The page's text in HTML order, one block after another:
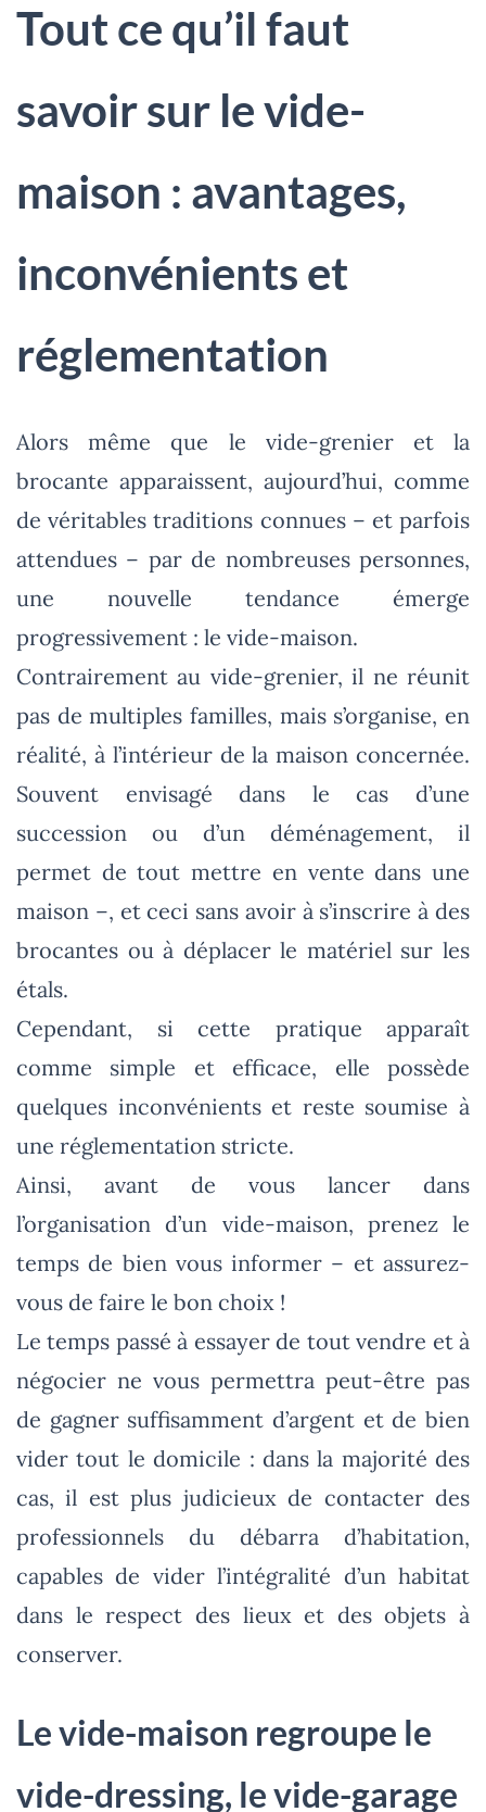
Tout ce qu’il faut
savoir sur le vide-
maison : avantages,
inconvénients et
réglementation
Alors même que le vide-grenier et la
brocante apparaissent, aujourd’hui, comme
de véritables traditions connues – et parfois
attendues – par de nombreuses personnes,
une nouvelle tendance émerge
progressivement : le vide-maison.
Contrairement au vide-grenier, il ne réunit
pas de multiples familles, mais s’organise, en
réalité, à l’intérieur de la maison concernée.
Souvent envisagé dans le cas d’une
succession ou d’un déménagement, il
permet de tout mettre en vente dans une
maison –, et ceci sans avoir à s’inscrire à des
brocantes ou à déplacer le matériel sur les
étals.
Cependant, si cette pratique apparaît
comme simple et efficace, elle possède
quelques inconvénients et reste soumise à
une réglementation stricte.
Ainsi, avant de vous lancer dans
l’organisation d’un vide-maison, prenez le
temps de bien vous informer – et assurez-
vous de faire le bon choix !
Le temps passé à essayer de tout vendre et à
négocier ne vous permettra peut-être pas
de gagner suffisamment d’argent et de bien
vider tout le domicile : dans la majorité des
cas, il est plus judicieux de contacter des
professionnels du débarra d’habitation,
capables de vider l’intégralité d’un habitat
dans le respect des lieux et des objets à
conserver.
Le vide-maison regroupe le
vide-dressing, le vide-garage